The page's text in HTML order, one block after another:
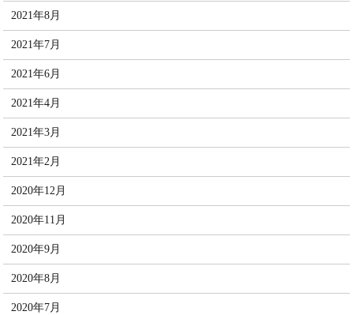
2021年8月
2021年7月
2021年6月
2021年4月
2021年3月
2021年2月
2020年12月
2020年11月
2020年9月
2020年8月
2020年7月